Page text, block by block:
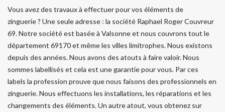
Vous avez des travaux à effectuer pour vos éléments de
zinguerie ? Une seule adresse : la société Raphael Roger Couvreur
69. Notre société est basée à Valsonne et nous couvrons tout le
département 69170 et même les villes limitrophes. Nous existons
depuis des années. Nous avons des atouts à faire valoir. Nous
sommes labellisés et cela est une garantie pour vous. Par ces
labels la profession prouve que nous faisons des professionnels en
zinguerie. Nous effectuons les installations, les réparations et les
changements des éléments. Un autre atout, vous obtenez sur